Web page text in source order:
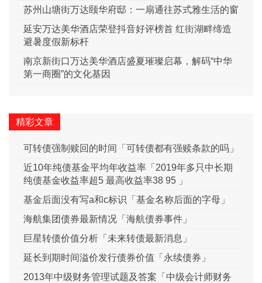
苏州山塘街万达颐华府邸：一扇通往苏式雅生活的窗
延安万达美华酒店荣登抖音好评榜首 红街湖畔缔造
避暑度假新标杆
南京新街口万达美华酒店盛夏璀璨启幕，解码“中华
第一商圈”的文化基因
精彩文章
可转债强制赎回的时间「可转债都有强赎条款的吗」
近10年纯债基金平均年收益率「2019年多只中长期
纯债基金收益率超5 最高收益率38 95 」
基金后面没有写a和c标识「基金名称后面的字母」
海航集团债券最新情况「海航债券事件」
巨星转债价值分析「未来转债最新消息」
延长到期时间溢价发行债券价值「永续债券」
2013年中级财务管理试题及答案「中级会计师财务